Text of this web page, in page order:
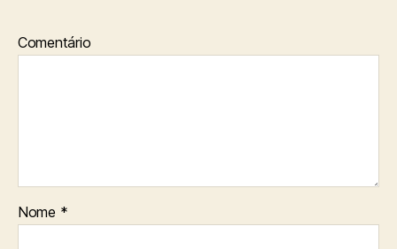
Comentário
Nome *